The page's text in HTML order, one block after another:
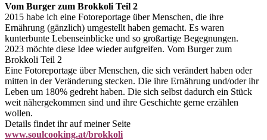
Vom Burger zum Brokkoli Teil 2
2015 habe ich eine Fotoreportage über Menschen, die ihre
Ernährung (gänzlich) umgestellt haben gemacht. Es waren
kunterbunte Lebenseinblicke und so großartige Begegnungen.
2023 möchte diese Idee wieder aufgreifen. Vom Burger zum
Brokkoli Teil 2
Eine Fotoreportage über Menschen, die sich verändert haben oder
mitten in der Veränderung stecken. Die ihre Ernährung und/oder ihr
Leben um 180% gedreht haben. Die sich selbst dadurch ein Stück
weit nähergekommen sind und ihre Geschichte gerne erzählen
wollen.
Details findet ihr auf meiner Seite
www.soulcooking.at/brokkoli